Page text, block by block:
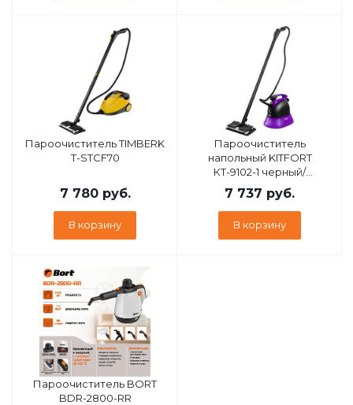
Пароочиститель TIMBERK
T-STCF70
7 780руб.
В корзину
Пароочиститель
напольный KITFORT
КТ-9102-1 черный/
фиолетовый
7 737 руб.
В корзину
Пароочиститель BORT
BDR-2800-RR